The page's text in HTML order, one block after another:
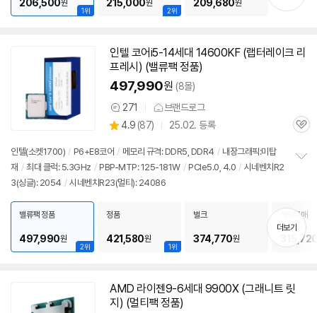
1위
206,500원
2위
215,000원 209,680원
인텔 코어i5-14세대 14600KF (랩터레이크 리
프레시) (밸류팩 정품)
497,990원 (8몰)
상
품
견
271 브랜드로그
별
점
4.9 (상
리
뷰
87) 25.02. 등록
관
인텔(소켓1700) / P6+E8코어 / 메모리 규격: DDR5, DDR4 / 내장그래픽:미탑
재 / 최대 클럭: 5.3GHz / PBP-MTP: 125-181W / PCIe5.0, 4.0 / 시네벤치R2
3(싱글): 2054 / 시네벤치R23(멀티): 24086
치
기
2위
밸류팩 정품
497,990원
1위
정품
421,580원
벌크
374,770원
해외구매
더보기
AMD 라이젠9-6세대 9900X (그래니트 릿
지) (멀티팩 정품)